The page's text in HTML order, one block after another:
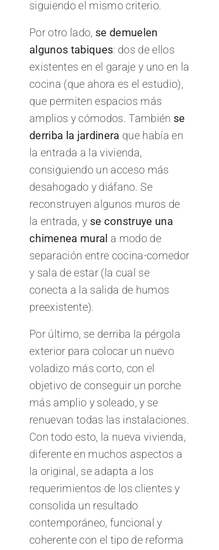
siguiendo el mismo criterio.
Por otro lado, se demuelen
algunos tabiques: dos de ellos
existentes en el garaje y uno en la
cocina (que ahora es el estudio),
que permiten espacios más
amplios y cómodos. También se
derriba la jardinera que había en
la entrada a la vivienda,
consiguiendo un acceso más
desahogado y diáfano. Se
reconstruyen algunos muros de
la entrada, y se construye una
chimenea mural a modo de
separación entre cocina-comedor
y sala de estar (la cual se
conecta a la salida de humos
preexistente).
Por último, se derriba la pérgola
exterior para colocar un nuevo
voladizo más corto, con el
objetivo de conseguir un porche
más amplio y soleado, y se
renuevan todas las instalaciones.
Con todo esto, la nueva vivienda,
diferente en muchos aspectos a
la original, se adapta a los
requerimientos de los clientes y
consolida un resultado
contemporáneo, funcional y
coherente con el tipo de reforma